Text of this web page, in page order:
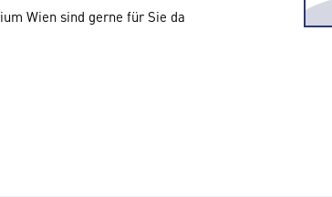
Wien sind gerne für Sie da